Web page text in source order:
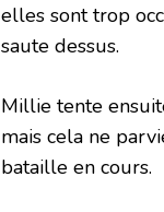
elles sont trop
saute dessus.
Millie tente
mais cela ne
bataille en cours.